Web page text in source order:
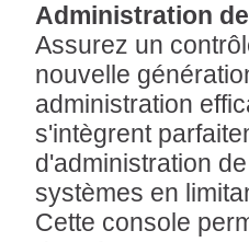
Administration
Assurez un
nouvelle
administration
s'intègrent
d'administration
systèmes en
Cette console